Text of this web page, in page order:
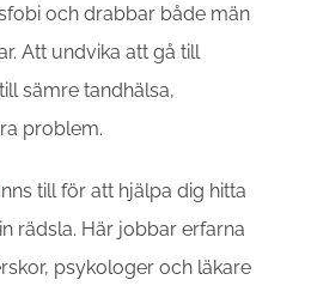
och drabbar både män
Att undvika att gå till
sämre tandhälsa,
problem.
till för att hjälpa dig hitta
rädsla. Här jobbar erfarna
psykologer och läkare